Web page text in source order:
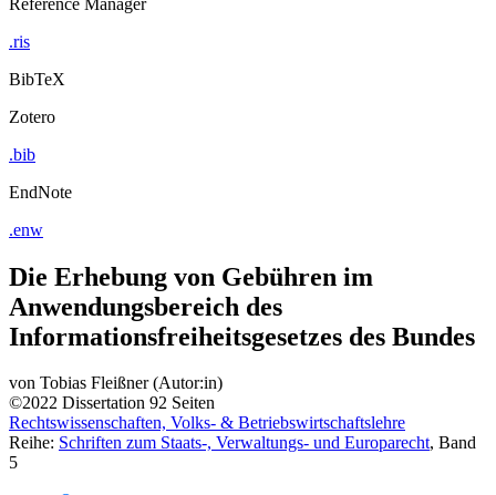
.ris
BibTeX
Zotero
.bib
EndNote
.enw
Die Erhebung von Gebühren im
Anwendungsbereich des
Informationsfreiheitsgesetzes des Bundes
von Tobias Fleißner (Autor:in)
©2022 Dissertation 92 Seiten
Rechtswissenschaften, Volks- & Betriebswirtschaftslehre
Reihe: Schriften zum Staats-, Verwaltungs- und Europarecht, Band
5